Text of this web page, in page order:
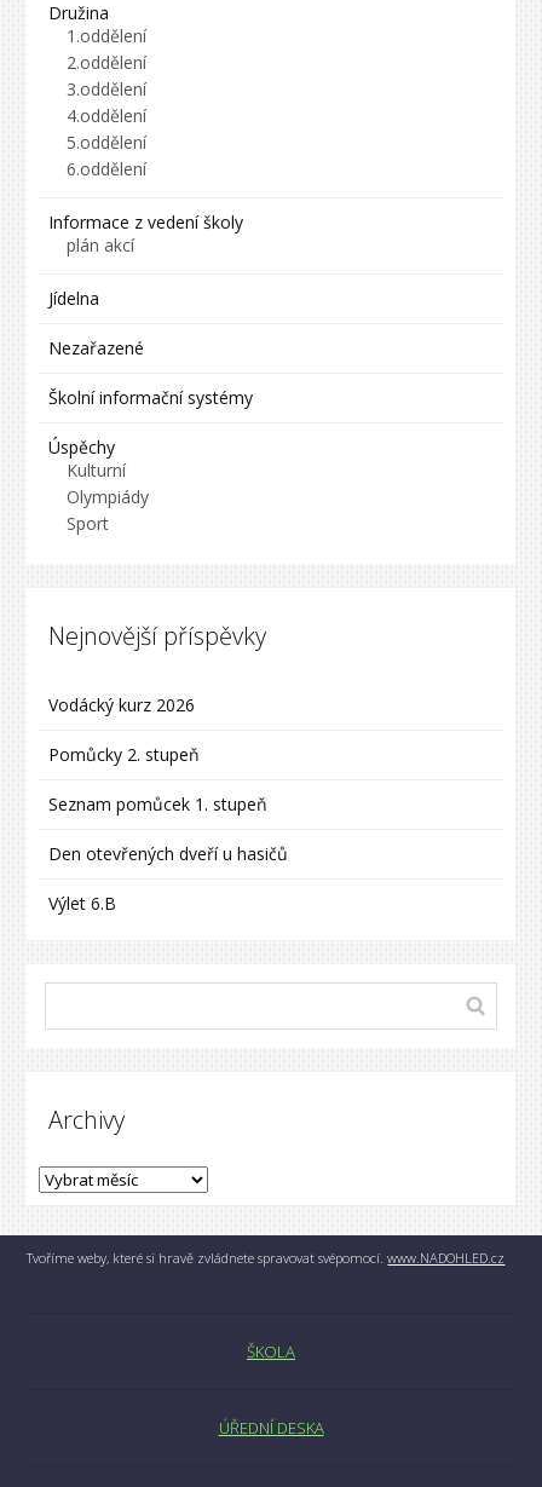
Družina
1.oddělení
2.oddělení
3.oddělení
4.oddělení
5.oddělení
6.oddělení
Informace z vedení školy
plán akcí
Jídelna
Nezařazené
Školní informační systémy
Úspěchy
Kulturní
Olympiády
Sport
Nejnovější příspěvky
Vodácký kurz 2026
Pomůcky 2. stupeň
Seznam pomůcek 1. stupeň
Den otevřených dveří u hasičů
Výlet 6.B
Archivy
Tvoříme weby, které si hravě zvládnete spravovat svépomocí.www.NADOHLED.cz
ŠKOLA
ÚŘEDNÍ DESKA